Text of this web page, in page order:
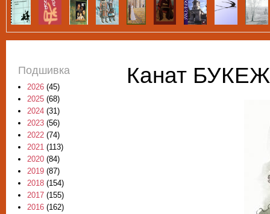
Канат
Подшивка
2026 (45)
2025 (68)
2024 (31)
2023 (56)
2022 (74)
2021 (113)
2020 (84)
2019 (87)
2018 (154)
2017 (155)
2016 (162)